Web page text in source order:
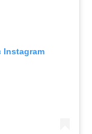
Instagram